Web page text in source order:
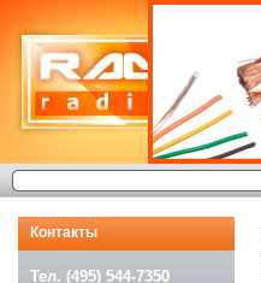
Контакты
Тел. (495) 544-7350